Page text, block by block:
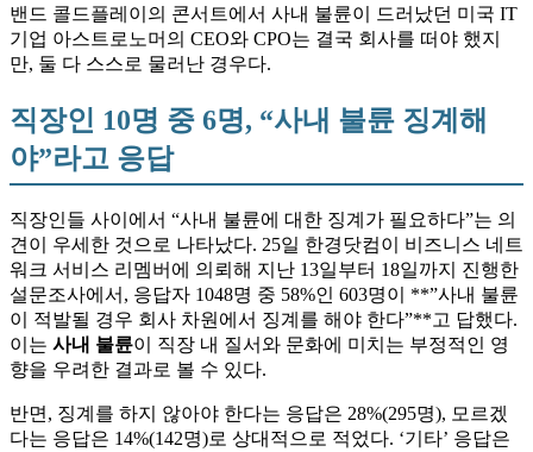
밴드 콜드플레이의 콘서트에서 사내 불륜이 드러났던 미국 IT
기업 아스트로노머의 CEO와 CPO는 결국 회사를 떠야 했지
만, 둘 다 스스로 물러난 경우다.
직장인 10명 중 6명, “사내 불륜 징계해
야”라고 응답
직장인들 사이에서 “사내 불륜에 대한 징계가 필요하다”는 의
견이 우세한 것으로 나타났다. 25일 한경닷컴이 비즈니스 네트
워크 서비스 리멤버에 의뢰해 지난 13일부터 18일까지 진행한
설문조사에서, 응답자 1048명 중 58%인 603명이 **”사내 불륜
이 적발될 경우 회사 차원에서 징계를 해야 한다”**고 답했다.
이는 사내 불륜이 직장 내 질서와 문화에 미치는 부정적인 영
향을 우려한 결과로 볼 수 있다.
반면, 징계를 하지 않아야 한다는 응답은 28%(295명), 모르겠
다는 응답은 14%(142명)로 상대적으로 적었다. ‘기타’ 응답은